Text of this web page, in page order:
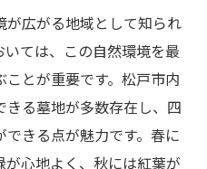
広がる地域として知られ
ては、この自然環境を最
とが重要です。松戸市内
る墓地が多数存在し、四
きる点が魅力です。春に
心地よく、秋には紅葉が